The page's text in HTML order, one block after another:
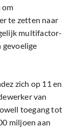
om
te zetten naar
multifactor-
gevoelige
zich op 11 en
van
toegang tot
miljoen aan